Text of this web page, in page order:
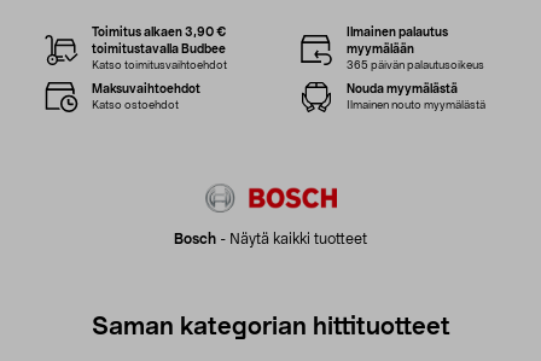
Bosch - Näytä kaikki tuotteet
Toimitus alkaen 3,90 €
toimitustavalla Budbee
Katso toimitusvaihtoehdot
Ilmainen palautus
myymälään
365 päivän palautusoikeus
Maksuvaihtoehdot
Katso ostoehdot
Nouda myymälästä
Ilmainen nouto myymälästä
Saman kategorian hittituotteet